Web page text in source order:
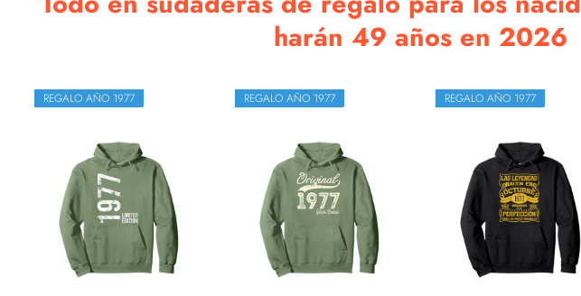
harán 49 años en 2026
REGALO AÑO 1977 REGALO AÑO 1977 REGALO AÑO 1977